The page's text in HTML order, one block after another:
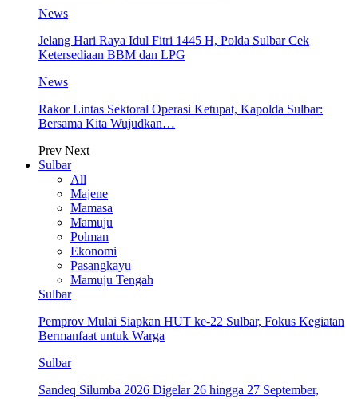
News
Jelang Hari Raya Idul Fitri 1445 H, Polda Sulbar Cek
Ketersediaan BBM dan LPG
News
Rakor Lintas Sektoral Operasi Ketupat, Kapolda Sulbar:
Bersama Kita Wujudkan…
Prev Next
Sulbar
All
Majene
Mamasa
Mamuju
Polman
Ekonomi
Pasangkayu
Mamuju Tengah
Sulbar
Pemprov Mulai Siapkan HUT ke-22 Sulbar, Fokus Kegiatan
Bermanfaat untuk Warga
Sulbar
Sandeq Silumba 2026 Digelar 26 hingga 27 September,